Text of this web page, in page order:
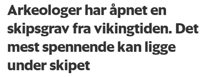
Arkeologer har åpnet en
skipsgrav fra vikingtiden. Det
mest spennende kan ligge
under skipet